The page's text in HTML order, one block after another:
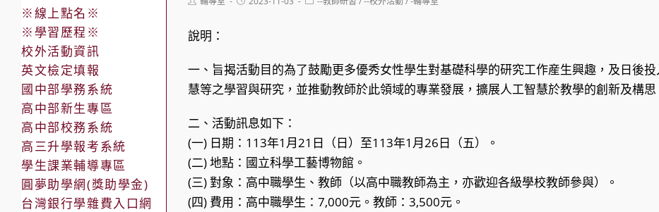
說明：
一、旨揭活動目的為了鼓勵更多優秀女性學生對基礎科學的研究工作産生興趣，及日後
慧等之學習與研究，並推動教師於此領域的專業發展，擴展人工智慧於教學的創新及構思
二、活動訊息如下：
(一) 日期：113年1月21日（日）至113年1月26日（五）。
(二) 地點：國立科學工藝博物館。
(三) 對象：高中職學生、教師（以高中職教師為主，亦歡迎各級學校教師參與）。
(四) 費用：高中職學生：7,000元。教師：3,500元。
※線上點名※
※學習歷程※
校外活動資訊
英文檢定填報
國中部學務系統
高中部新生專區
高中部校務系統
高三升學報考系統
學生課業輔導專區
圓夢助學網(獎助學金)
台灣銀行學雜費入口網